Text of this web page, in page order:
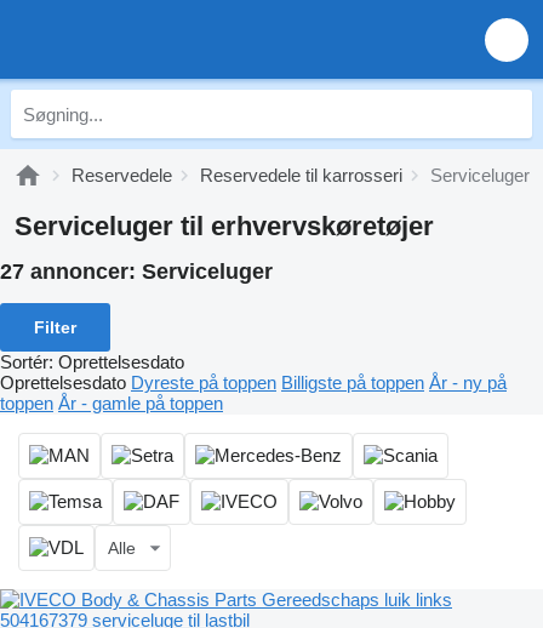
Reservedele Reservedele til karrosseri Serviceluger
Serviceluger til erhvervskøretøjer
27 annoncer: Serviceluger
Filter
Sortér: Oprettelsesdato
Oprettelsesdato Dyreste på toppen Billigste på toppen År - ny på
toppen År - gamle på toppen
Alle